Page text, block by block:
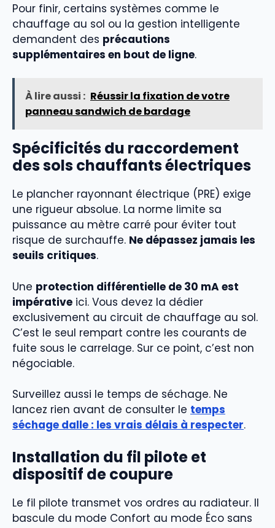
Pour finir, certains systèmes comme le
chauffage au sol ou la gestion intelligente
demandent des précautions
supplémentaires en bout de ligne.
À lire aussi : Réussir la fixation de votre
panneau sandwich de bardage
Spécificités du raccordement
des sols chauffants électriques
Le plancher rayonnant électrique (PRE) exige
une rigueur absolue. La norme limite sa
puissance au mètre carré pour éviter tout
risque de surchauffe. Ne dépassez jamais les
seuils critiques.
Une protection différentielle de 30 mA est
impérative ici. Vous devez la dédier
exclusivement au circuit de chauffage au sol.
C’est le seul rempart contre les courants de
fuite sous le carrelage. Sur ce point, c’est non
négociable.
Surveillez aussi le temps de séchage. Ne
lancez rien avant de consulter le temps
séchage dalle : les vrais délais à respecter.
Installation du fil pilote et
dispositif de coupure
Le fil pilote transmet vos ordres au radiateur. Il
bascule du mode Confort au mode Éco sans